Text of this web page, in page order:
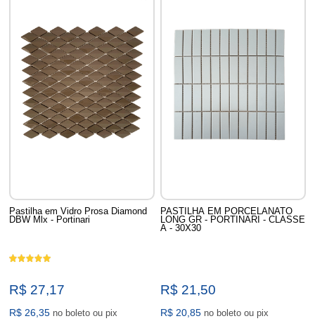
Pastilha em Vidro Prosa Diamond
DBW Mlx - Portinari
R$ 27,17
R$ 26,35 no boleto ou pix
PASTILHA EM PORCELANATO
LONG GR - PORTINARI - CLASSE
A - 30X30
R$ 21,50
R$ 20,85 no boleto ou pix